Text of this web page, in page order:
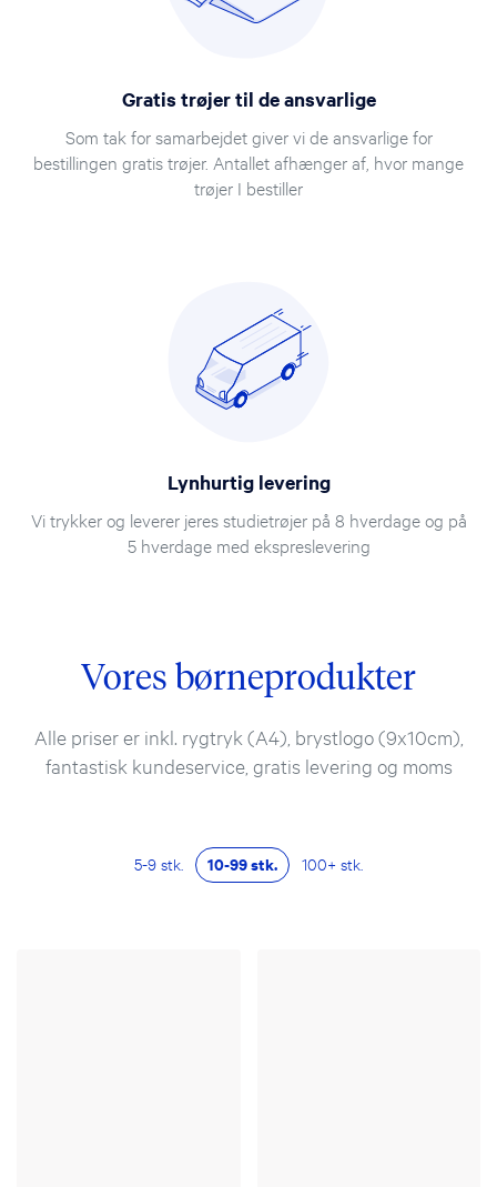
Gratis trøjer til de ansvarlige
Som tak for samarbejdet giver vi de ansvarlige for
bestillingen gratis trøjer. Antallet afhænger af, hvor mange
trøjer I bestiller
Lynhurtig levering
Vi trykker og leverer jeres studietrøjer på 8 hverdage og på
5 hverdage med ekspreslevering
Vores børneprodukter
Alle priser er inkl. rygtryk (A4), brystlogo (9x10cm),
fantastisk kundeservice, gratis levering og moms
5-9 stk. 10-99 stk. 100+ stk.